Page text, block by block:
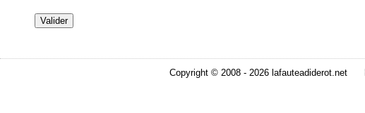
Copyright © 2008 - 2026 lafauteadiderot.net